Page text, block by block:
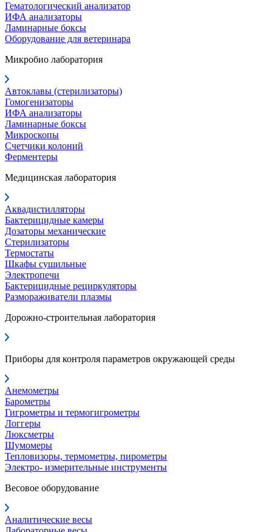
Гематологический анализатор
ИФА анализаторы
Ламинарные боксы
Оборудование для ветеринара
Микробио лаборатория
Автоклавы (стерилизаторы)
Гомогенизаторы
ИФА анализаторы
Ламинарные боксы
Микроскопы
Счетчики колоний
Ферментеры
Медицинская лаборатория
Аквадистилляторы
Бактерицидные камеры
Дозаторы механические
Стерилизаторы
Термостаты
Шкафы сушильные
Электропечи
Бактерицидные рециркуляторы
Размораживатели плазмы
Дорожно-строительная лаборатория
Приборы для контроля параметров окружающей среды
Анемометры
Барометры
Гигрометры и термогигрометры
Логгеры
Люксметры
Шумомеры
Тепловизоры, термометры, пирометры
Электро- измерительные инструменты
Весовое оборудование
Аналитические весы